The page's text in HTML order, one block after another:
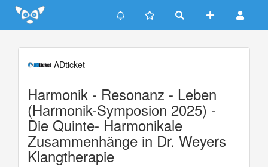
Update cookies preferences
ADticket
Harmonik - Resonanz - Leben
(Harmonik-Symposion 2025) -
Die Quinte- Harmonikale
Zusammenhänge in Dr. Weyers
Klangtherapie